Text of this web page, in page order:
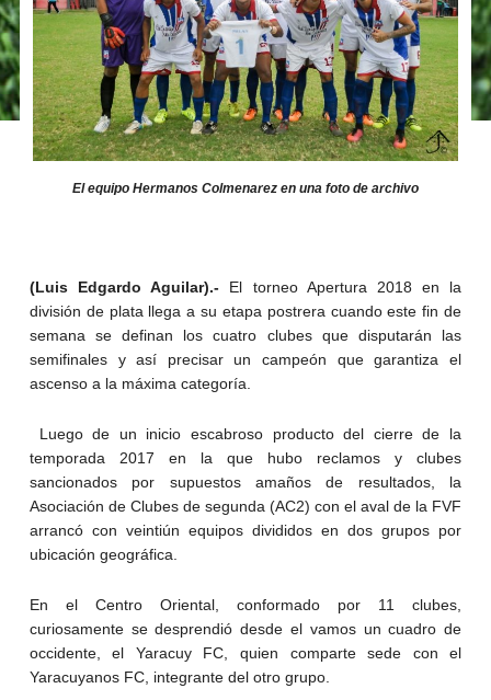
El equipo Hermanos Colmenarez en una foto de archivo
(Luis Edgardo Aguilar).- El torneo Apertura 2018 en la
división de plata llega a su etapa postrera cuando este fin de
semana se definan los cuatro clubes que disputarán las
semifinales y así precisar un campeón que garantiza el
ascenso a la máxima categoría.
Luego de un inicio escabroso producto del cierre de la
temporada 2017 en la que hubo reclamos y clubes
sancionados por supuestos amaños de resultados, la
Asociación de Clubes de segunda (AC2) con el aval de la FVF
arrancó con veintiún equipos divididos en dos grupos por
ubicación geográfica.
En el Centro Oriental, conformado por 11 clubes,
curiosamente se desprendió desde el vamos un cuadro de
occidente, el Yaracuy FC, quien comparte sede con el
Yaracuyanos FC, integrante del otro grupo.